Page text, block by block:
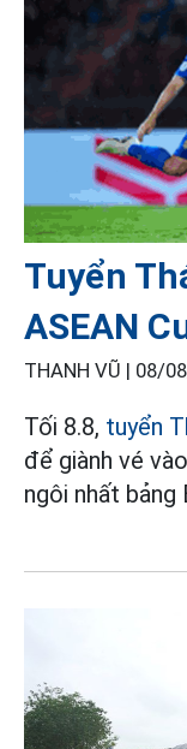
Tuyển
ASEAN
THANH VŨ | 08/
Tối 8.8, tuyển
để giành vé
ngôi nhất bảng